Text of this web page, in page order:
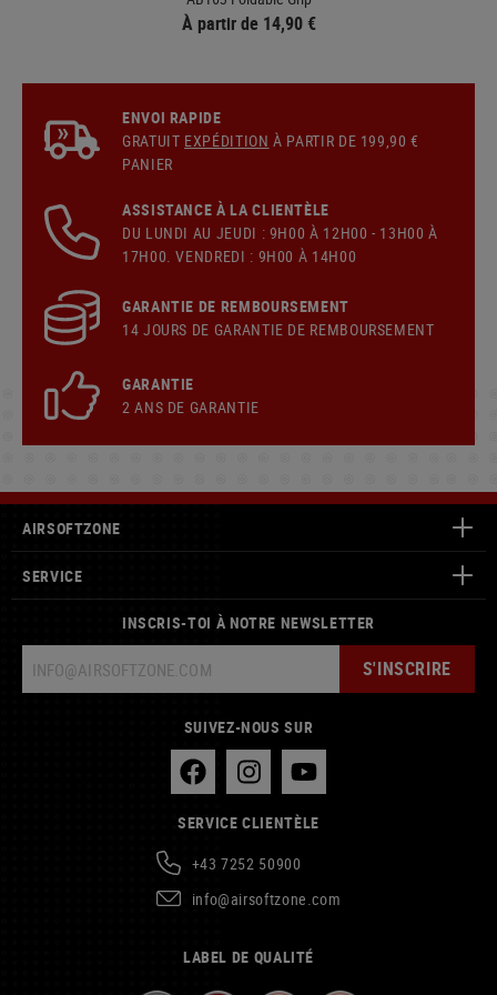
À partir de 14,90 €
ENVOI RAPIDE
GRATUIT EXPÉDITION À PARTIR DE 199,90 €
PANIER
ASSISTANCE À LA CLIENTÈLE
DU LUNDI AU JEUDI : 9H00 À 12H00 - 13H00 À
17H00. VENDREDI : 9H00 À 14H00
GARANTIE DE REMBOURSEMENT
14 JOURS DE GARANTIE DE REMBOURSEMENT
GARANTIE
2 ANS DE GARANTIE
AIRSOFTZONE
SERVICE
INSCRIS-TOI À NOTRE NEWSLETTER
S'INSCRIRE
SUIVEZ-NOUS SUR
SERVICE CLIENTÈLE
+43 7252 50900
info@airsoftzone.com
LABEL DE QUALITÉ